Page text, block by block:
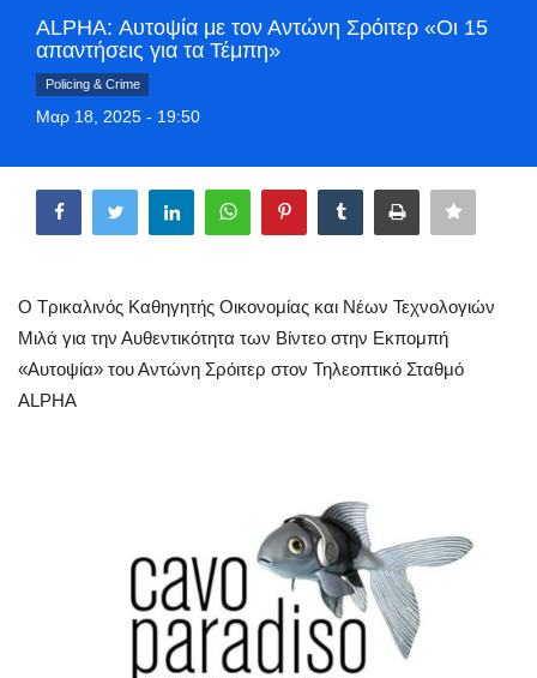
World
Greece
Arts & Culture
Mykonos
ALPHA: Αυτοψία με τον Αντώνη Σρόιτερ «Οι 15
απαντήσεις για τα Τέμπη»
Policing & Crime
Μαρ 18, 2025 - 19:50
Ο Τρικαλινός Καθηγητής Οικονομίας και Νέων Τεχνολογιών
Μιλά για την Αυθεντικότητα των Βίντεο στην Εκπομπή
«Αυτοψία» του Αντώνη Σρόιτερ στον Τηλεοπτικό Σταθμό
ALPHA